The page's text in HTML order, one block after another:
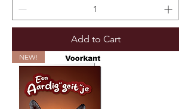
Add to Cart
NEW!